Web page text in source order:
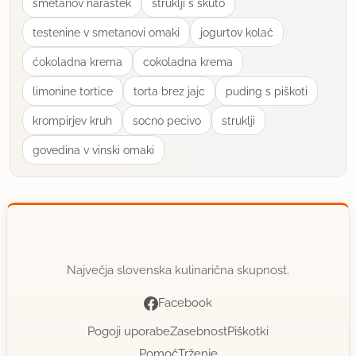
super recept. dodla sem še malo meda in arašide,
ki sem jih ravno imela pri roki.
piškoti so rahli, se topijo v ustih, pa še zdravi so.
uporabno
ladyys
14.2.2013 ob 11:30
smetanov narastek struklji s skuto
testenine v smetanovi omaki jogurtov kolać
ćokoladna krema cokoladna krema
limonine tortice torta brez jajc puding s piškoti
krompirjev kruh socno pecivo struklji
govedina v vinski omaki
Največja slovenska kulinarična skupnost.
Facebook
Pogoji uporabeZasebnostPiškotki